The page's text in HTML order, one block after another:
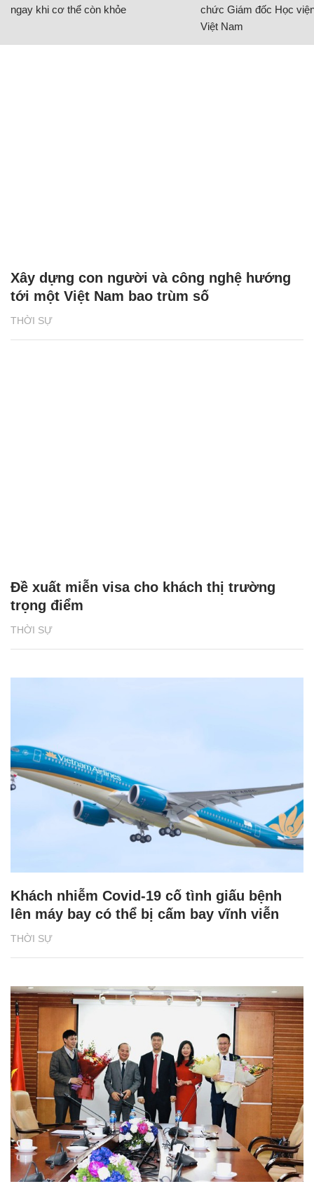
ngay khi cơ thể còn khỏe
chức Giám đốc Học
Việt Nam
THỜI SỰ
Xây dựng con người và công nghệ hướng
tới một Việt Nam bao trùm số
THỜI SỰ
Đề xuất miễn visa cho khách thị trường
trọng điểm
THỜI SỰ
Khách nhiễm Covid-19 cố tình giấu bệnh
lên máy bay có thể bị cấm bay vĩnh viễn